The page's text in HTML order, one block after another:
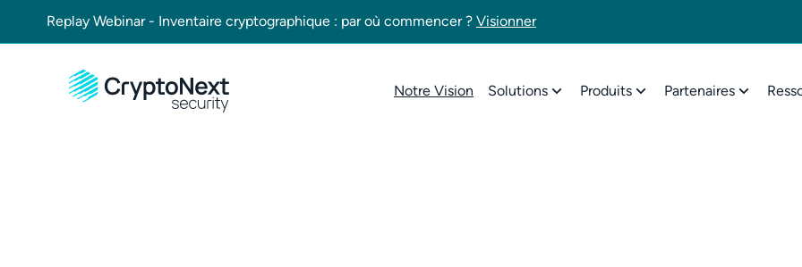
Replay Webinar - Inventaire cryptographique : par où commencer ? Visionner
Notre Vision Solutions Produits Partenaires